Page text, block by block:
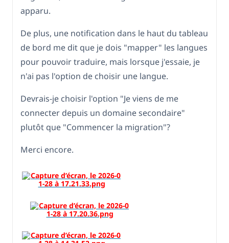
apparu.
De plus, une notification dans le haut du tableau
de bord me dit que je dois "mapper" les langues
pour pouvoir traduire, mais lorsque j'essaie, je
n'ai pas l'option de choisir une langue.
Devrais-je choisir l'option "Je viens de me
connecter depuis un domaine secondaire"
plutôt que "Commencer la migration"?
Merci encore.